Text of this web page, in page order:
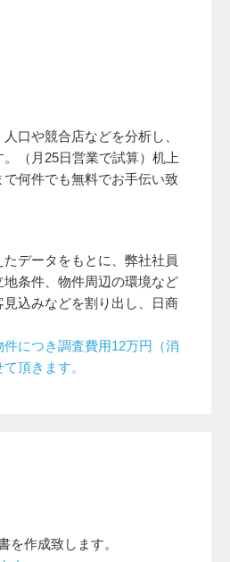
口や競合店などを分析し、
（月25日営業で試算）机上
何件でも無料でお手伝い致
データをもとに、弊社社員
条件、物件周辺の環境など
込みなどを割り出し、日商
につき調査費用12万円（消
頂きます。
作成致します。